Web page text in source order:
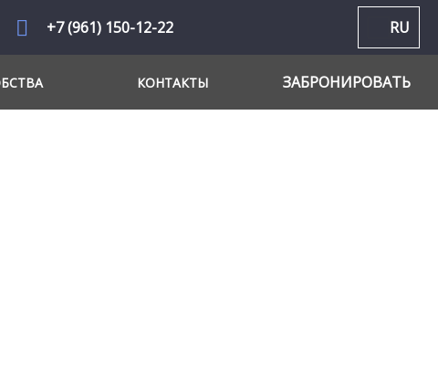
+7 (961) 150-12-22 RU
КОНТАКТЫ ЗАБРОНИРОВАТЬ